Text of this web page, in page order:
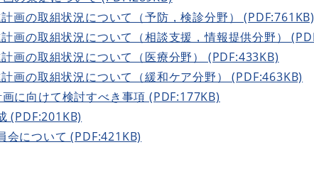
画の取組状況について（予防，検診分野） (PDF:761KB)
画の取組状況について（相談支援，情報提供分野）
画の取組状況について（医療分野） (PDF:433KB)
画の取組状況について（緩和ケア分野） (PDF:463KB)
に向けて検討すべき事項 (PDF:177KB)
(PDF:201KB)
会について (PDF:421KB)